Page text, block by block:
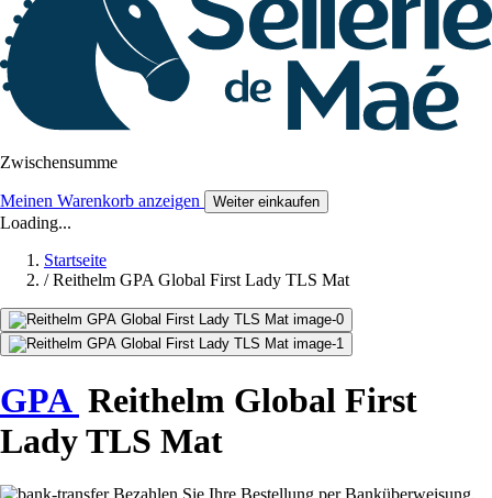
Zwischensumme
Meinen Warenkorb anzeigen Weiter einkaufen
Loading...
Startseite
/ Reithelm GPA Global First Lady TLS Mat
GPA Reithelm Global First
Lady TLS Mat